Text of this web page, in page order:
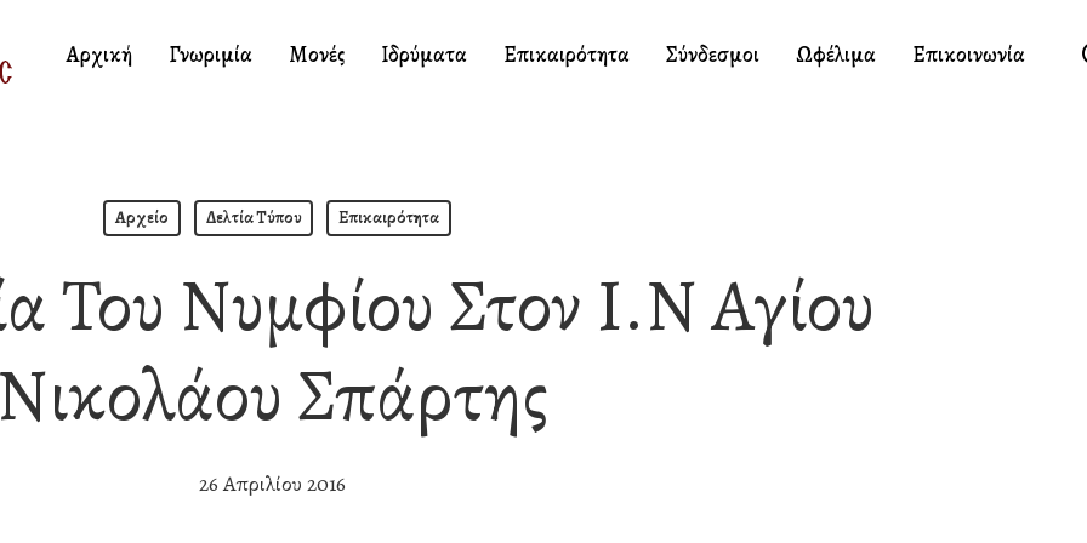
Αρχική Γνωριμία Μονές Ιδρύματα Επικαιρότητα Σύνδεσμοι Ωφέλιμα Επικοινωνία
Αρχείο Δελτία Τύπου Επικαιρότητα
Του Νυμφίου Στον Ι.Ν Αγίου
Νικολάου Σπάρτης
26 Απριλίου 2016